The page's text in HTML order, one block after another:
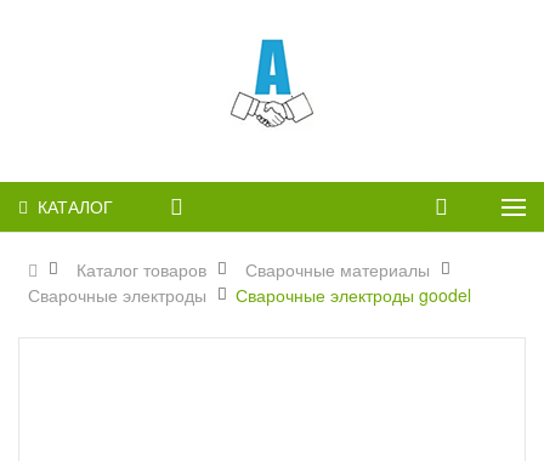
КАТАЛОГ
Каталог товаров
Сварочные материалы
Сварочные электроды
Сварочные электроды goodel